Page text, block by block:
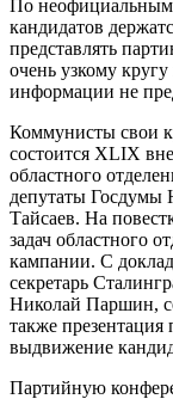
По
кандидатов
представлять
очень узкому
информации не
Коммунисты свои
состоится XLIX
областного
депутаты
Тайсаев. На
задач областного
кампании. С
секретарь
Николай Паршин,
также
выдвижение
Партийную